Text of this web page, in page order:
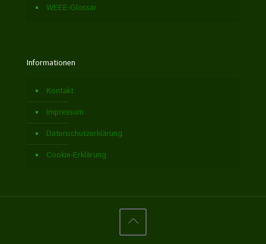
WEEE-Glossar
Informationen
Kontakt
Impressum
Datenschutzerklärung
Cookie-Erklärung